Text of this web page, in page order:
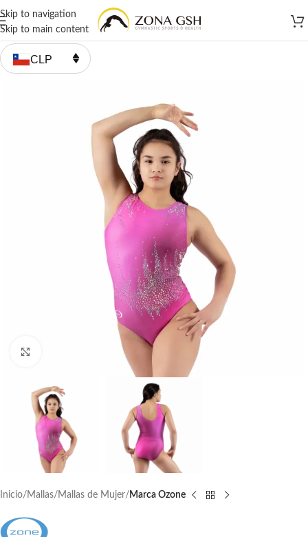
Skip to navigation
Skip to main content
CLP
Inicio Mallas Mallas de Mujer Marca Ozone